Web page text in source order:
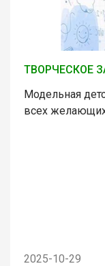
ТВОРЧЕСКОЕ
Модельная
всех желающих
2025-10-29